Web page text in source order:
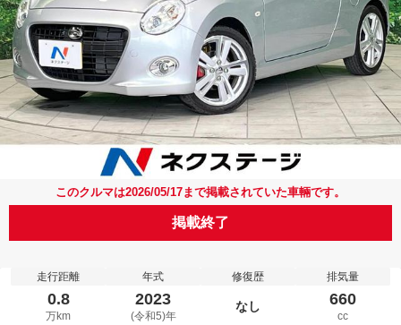
このクルマは2026/05/17まで掲載されていた車輛です。
掲載終了
走行距離
0.8
万km
年式
2023
(令和5)年
修復歴
なし
排気量
660
cc